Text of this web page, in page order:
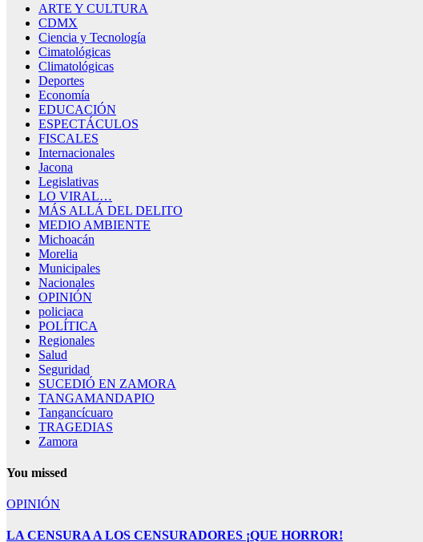
ARTE Y CULTURA
CDMX
Ciencia y Tecnología
Cimatológicas
Climatológicas
Deportes
Economía
EDUCACIÓN
ESPECTÁCULOS
FISCALES
Internacionales
Jacona
Legislativas
LO VIRAL…
MÁS ALLÁ DEL DELITO
MEDIO AMBIENTE
Michoacán
Morelia
Municipales
Nacionales
OPINIÓN
policiaca
POLÍTICA
Regionales
Salud
Seguridad
SUCEDIÓ EN ZAMORA
TANGAMANDAPIO
Tangancícuaro
TRAGEDIAS
Zamora
You missed
OPINIÓN
LA CENSURA A LOS CENSURADORES ¡QUE HORROR!